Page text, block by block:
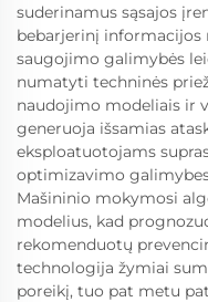
suderinamus sąsajos
bebarjerinį informacijos
saugojimo galimybės
numatyti techninės
naudojimo modeliais ir
generuoja išsamias
eksploatuotojams
optimizavimo
Mašininio mokymosi
modelius, kad
rekomenduotų
technologija žymiai
poreikį, tuo pat metu